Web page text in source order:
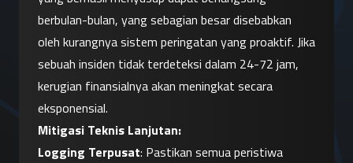
berbulan-bulan, yang sebagian besar disebabkan
oleh kurangnya sistem peringatan yang proaktif. Jika
sebuah insiden tidak terdeteksi dalam 24-72 jam,
kerugian finansialnya akan meningkat secara
eksponensial.
Mitigasi Teknis Lanjutan:
Logging Terpusat: Pastikan semua peristiwa